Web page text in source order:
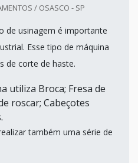
/ OSASCO - SP
de usinagem é importante
Esse tipo de máquina
de corte de haste.
utiliza Broca; Fresa de
roscar; Cabeçotes
também uma série de